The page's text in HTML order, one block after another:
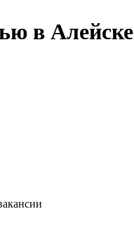
в Алейске